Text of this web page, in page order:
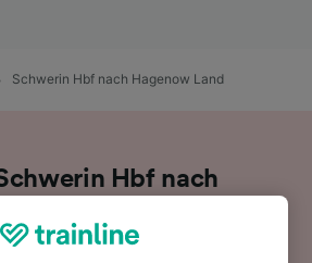
Schwerin Hbf nach Hagenow Land
Hbf nach
- nehmen Sie den Zug!